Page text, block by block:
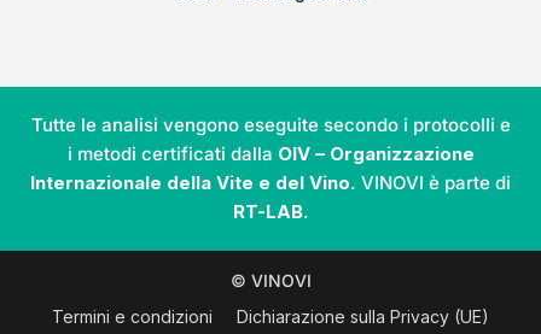
Tutte le analisi vengono eseguite secondo i protocolli e
i metodi certificati dalla OIV – Organizzazione
Internazionale della Vite e del Vino. VINOVI è parte di
RT-LAB.
© VINOVI
Termini e condizioni
Dichiarazione sulla Privacy (UE)